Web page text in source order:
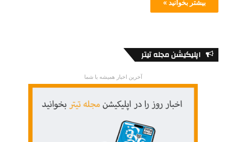
بیشتر بخوانید »
اپلیکیشن مجله تیتر
آخرین اخبار همیشه با شما